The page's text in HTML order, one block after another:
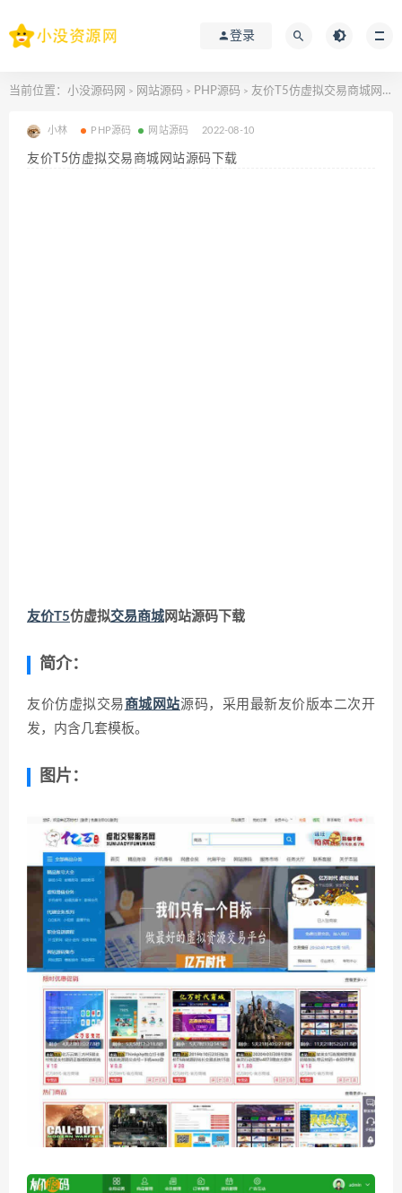
登录
当前位置： 小没源码网 > 网站源码 > PHP源码 > 友价T5仿虚拟交易商城网站源码下载
小林 PHP源码 网站源码 2022-08-10
友价T5仿虚拟交易商城网站源码下载
友价T5仿虚拟交易商城网站源码下载
简介：
友价仿虚拟交易 商城网站源码，采用最新友价版本二次开
发，内含几套模板。
图片：